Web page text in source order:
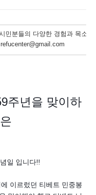
민분들의 다양한 경험과 목소
주년을 맞이하
일 입니다!!
이르렀던 티베트 민중봉